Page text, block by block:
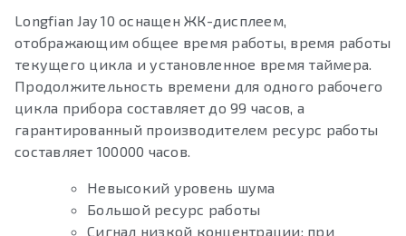
Longfian Jay 10 оснащен ЖК-дисплеем,
отображающим общее время работы, время работы
текущего цикла и установленное время таймера.
Продолжительность времени для одного рабочего
цикла прибора составляет до 99 часов, а
гарантированный производителем ресурс работы
составляет 100000 часов.
Невысокий уровень шума
Большой ресурс работы
Сигнал низкой концентрации: при